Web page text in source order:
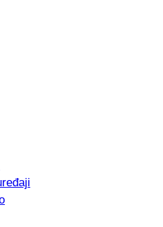
Jović, fotograf -